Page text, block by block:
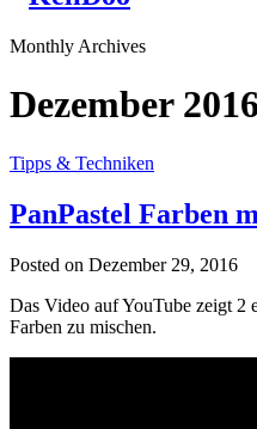
Monthly Archives
Dezember 2016
Tipps & Techniken
PanPastel Farben
Posted on Dezember 29, 2016
Das Video auf YouTube zeigt 2
Farben zu mischen.